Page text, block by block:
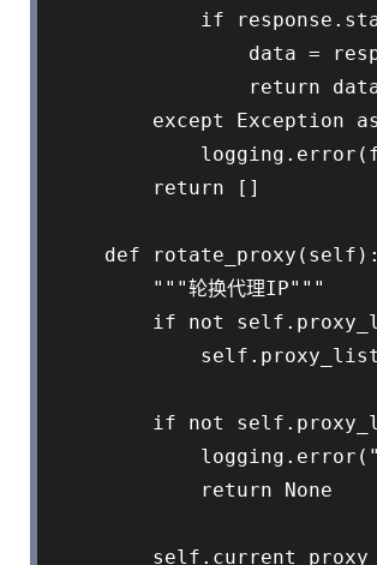
if
data =
return
except Exception
        return []
    def rotate_proxy(self):
        """轮换代理IP"""
if not
if not
logging.error("
            return None